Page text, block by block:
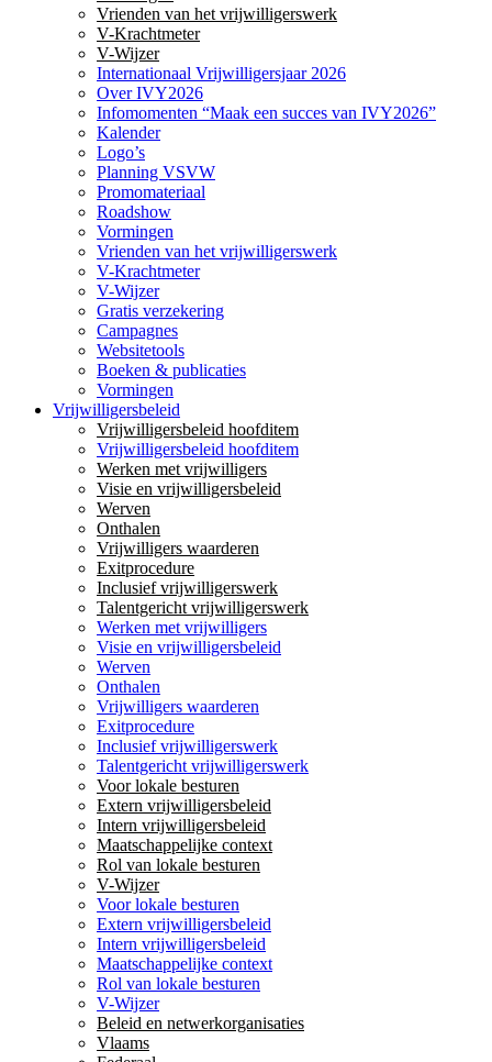
Vrienden van het vrijwilligerswerk
V-Krachtmeter
V-Wijzer
Internationaal Vrijwilligersjaar 2026
Over IVY2026
Infomomenten “Maak een succes van IVY2026”
Kalender
Logo’s
Planning VSVW
Promomateriaal
Roadshow
Vormingen
Vrienden van het vrijwilligerswerk
V-Krachtmeter
V-Wijzer
Gratis verzekering
Campagnes
Websitetools
Boeken & publicaties
Vormingen
Vrijwilligersbeleid
Vrijwilligersbeleid hoofditem
Vrijwilligersbeleid hoofditem
Werken met vrijwilligers
Visie en vrijwilligersbeleid
Werven
Onthalen
Vrijwilligers waarderen
Exitprocedure
Inclusief vrijwilligerswerk
Talentgericht vrijwilligerswerk
Werken met vrijwilligers
Visie en vrijwilligersbeleid
Werven
Onthalen
Vrijwilligers waarderen
Exitprocedure
Inclusief vrijwilligerswerk
Talentgericht vrijwilligerswerk
Voor lokale besturen
Extern vrijwilligersbeleid
Intern vrijwilligersbeleid
Maatschappelijke context
Rol van lokale besturen
V-Wijzer
Voor lokale besturen
Extern vrijwilligersbeleid
Intern vrijwilligersbeleid
Maatschappelijke context
Rol van lokale besturen
V-Wijzer
Beleid en netwerkorganisaties
Vlaams